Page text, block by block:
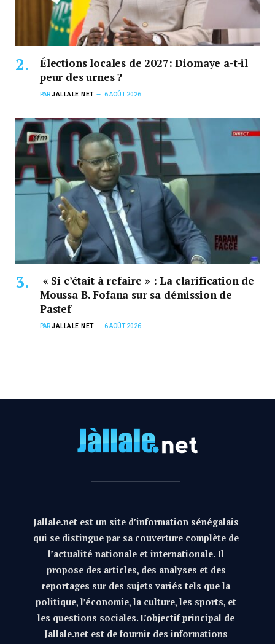
Élections locales de 2027: Diomaye a-t-il
peur des urnes ?
PARJALLALE.NET 6 AOÛT 2026
« Si c’était à refaire » : La clarification de
Moussa B. Fofana sur sa démission de
Pastef
PARJALLALE.NET 6 AOÛT 2026
Jallale.net est un site d’information sénégalais
qui se distingue par sa couverture complète de
l’actualité nationale et internationale. Il
propose des articles, des analyses et des
reportages sur des sujets variés tels que la
politique, l’économie, la culture, les sports, et
les questions sociales. L’objectif principal de
Jallale.net est de fournir des informations